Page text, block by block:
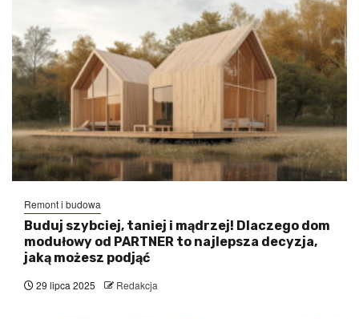
Remont i budowa
Buduj szybciej, taniej i mądrzej! Dlaczego dom
modułowy od PARTNER to najlepsza decyzja,
jaką możesz podjąć
29 lipca 2025 Redakcja